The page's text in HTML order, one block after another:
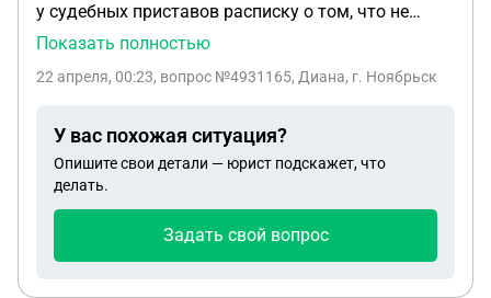
у судебных приставов расписку о том, что не
имею претензий по поводу задолженности по
он обещал продать свою квартиру и выплатить
произошло, имею ли я право возобновить
прошлое дело ?
Показать полностью
22 апреля, 00:23, вопрос №4931165, Диана, г. Ноябрьск
У вас похожая ситуация?
Опишите свои детали — юрист подскажет, что
делать.
Задать свой вопрос